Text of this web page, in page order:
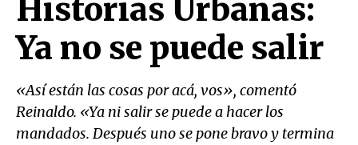
Historias Urbanas:
Ya no se puede salir
«Así están las cosas por acá, vos», comentó
Reinaldo. «Ya ni salir se puede a hacer los
mandados. Después uno se pone bravo y termina